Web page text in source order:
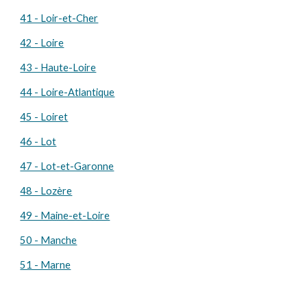
41 - Loir-et-Cher
42 - Loire
43 - Haute-Loire
44 - Loire-Atlantique
45 - Loiret
46 - Lot
47 - Lot-et-Garonne
48 - Lozère
49 - Maine-et-Loire
50 - Manche
51 - Marne